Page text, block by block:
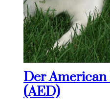
Der American
(AED)